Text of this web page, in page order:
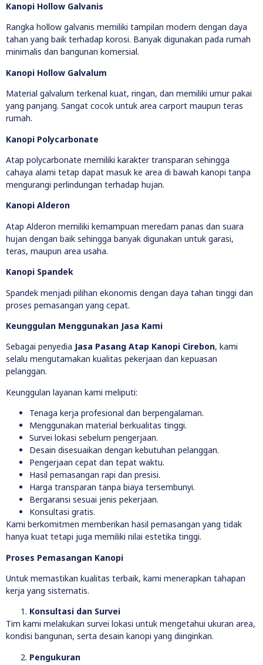
Kanopi Hollow Galvanis
Rangka hollow galvanis memiliki tampilan modern dengan daya
tahan yang baik terhadap korosi. Banyak digunakan pada rumah
minimalis dan bangunan komersial.
Kanopi Hollow Galvalum
Material galvalum terkenal kuat, ringan, dan memiliki umur pakai
yang panjang. Sangat cocok untuk area carport maupun teras
rumah.
Kanopi Polycarbonate
Atap polycarbonate memiliki karakter transparan sehingga
cahaya alami tetap dapat masuk ke area di bawah kanopi tanpa
mengurangi perlindungan terhadap hujan.
Kanopi Alderon
Atap Alderon memiliki kemampuan meredam panas dan suara
hujan dengan baik sehingga banyak digunakan untuk garasi,
teras, maupun area usaha.
Kanopi Spandek
Spandek menjadi pilihan ekonomis dengan daya tahan tinggi dan
proses pemasangan yang cepat.
Keunggulan Menggunakan Jasa Kami
Sebagai penyedia Jasa Pasang Atap Kanopi Cirebon, kami
selalu mengutamakan kualitas pekerjaan dan kepuasan
pelanggan.
Keunggulan layanan kami meliputi:
Tenaga kerja profesional dan berpengalaman.
Menggunakan material berkualitas tinggi.
Survei lokasi sebelum pengerjaan.
Desain disesuaikan dengan kebutuhan pelanggan.
Pengerjaan cepat dan tepat waktu.
Hasil pemasangan rapi dan presisi.
Harga transparan tanpa biaya tersembunyi.
Bergaransi sesuai jenis pekerjaan.
Konsultasi gratis.
Kami berkomitmen memberikan hasil pemasangan yang tidak
hanya kuat tetapi juga memiliki nilai estetika tinggi.
Proses Pemasangan Kanopi
Untuk memastikan kualitas terbaik, kami menerapkan tahapan
kerja yang sistematis.
Konsultasi dan Survei
Tim kami melakukan survei lokasi untuk mengetahui ukuran area,
kondisi bangunan, serta desain kanopi yang diinginkan.
Pengukuran